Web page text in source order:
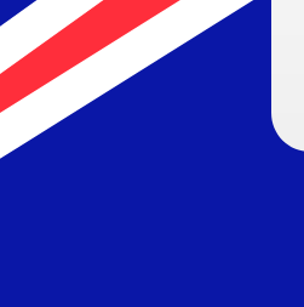
Per il nostro convertitore
denaro.
Verifica i tassi di
Sapevi che puoi inviare denaro
Registrati oggi